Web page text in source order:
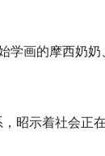
画的摩西奶
昭示着社会正